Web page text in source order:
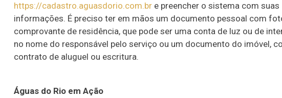
https://cadastro.aguasdorio.com.br e preencher o sistema com suas
informações. É preciso ter em mãos um documento pessoal com
comprovante de residência, que pode ser uma conta de luz ou de
no nome do responsável pelo serviço ou um documento do imóvel,
contrato de aluguel ou escritura.
Águas do Rio em Ação